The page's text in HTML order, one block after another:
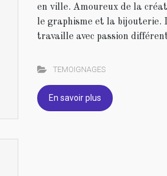
en ville. Amoureux de la
le graphisme et la bijouterie.
travaille avec passion
TEMOIGNAGES
En savoir plus